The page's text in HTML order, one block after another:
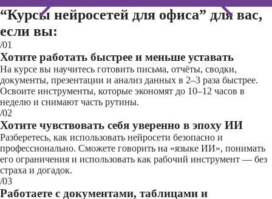
“Курсы нейросетей для офиса” для вас,
если вы:
/01
Хотите работать быстрее и меньше уставать
На курсе вы научитесь готовить письма, отчёты, сводки,
документы, презентации и анализ данных в 2–3 раза быстрее.
Освоите инструменты, которые экономят до 10–12 часов в
неделю и снимают часть рутины.
/02
Хотите чувствовать себя уверенно в эпоху ИИ
Разберетесь, как использовать нейросети безопасно и
профессионально. Сможете говорить на «языке ИИ», понимать
его ограничения и использовать как рабочий инструмент — без
страха и догадок.
/03
Работаете с документами, таблицами и